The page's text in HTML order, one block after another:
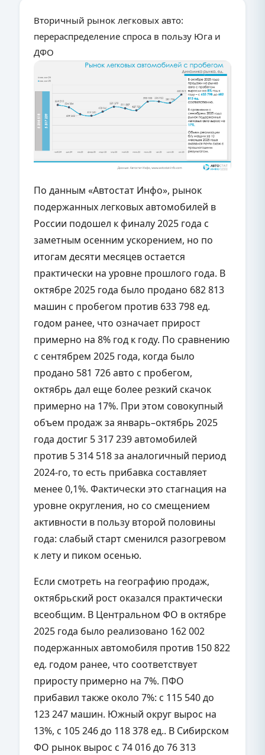
Вторичный рынок легковых авто:
перераспределение спроса в пользу Юга и
ДФО
По данным «Автостат Инфо», рынок
подержанных легковых автомобилей в
России подошел к финалу 2025 года с
заметным осенним ускорением, но по
итогам десяти месяцев остается
практически на уровне прошлого года. В
октябре 2025 года было продано 682 813
машин с пробегом против 633 798 ед.
годом ранее, что означает прирост
примерно на 8% год к году. По сравнению
с сентябрем 2025 года, когда было
продано 581 726 авто с пробегом,
октябрь дал еще более резкий скачок
примерно на 17%. При этом совокупный
объем продаж за январь–октябрь 2025
года достиг 5 317 239 автомобилей
против 5 314 518 за аналогичный период
2024-го, то есть прибавка составляет
менее 0,1%. Фактически это стагнация на
уровне округления, но со смещением
активности в пользу второй половины
года: слабый старт сменился разогревом
к лету и пиком осенью.
Если смотреть на географию продаж,
октябрьский рост оказался практически
всеобщим. В Центральном ФО в октябре
2025 года было реализовано 162 002
подержанных автомобиля против 150 822
ед. годом ранее, что соответствует
приросту примерно на 7%. ПФО
прибавил также около 7%: с 115 540 до
123 247 машин. Южный округ вырос на
13%, с 105 246 до 118 378 ед.. В Сибирском
ФО рынок вырос с 74 016 до 76 313